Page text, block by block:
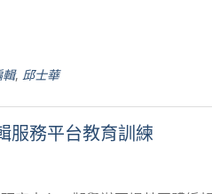
輯, 邱士華
服務平台教育訓練